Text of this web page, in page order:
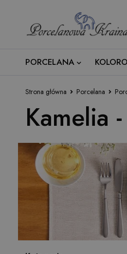
PORCELANA
Strona główna Porcelana
Kamelia